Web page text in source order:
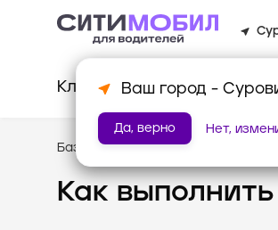
Ваш город -
Да, верно Нет,
Клиентам Водителям
База знаний /Как всё устроено?
Как